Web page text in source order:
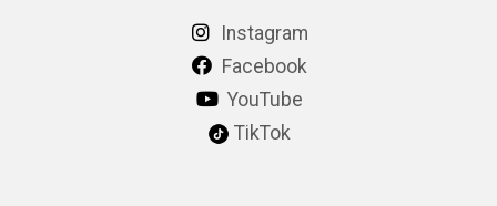
Instagram
Facebook
YouTube
TikTok